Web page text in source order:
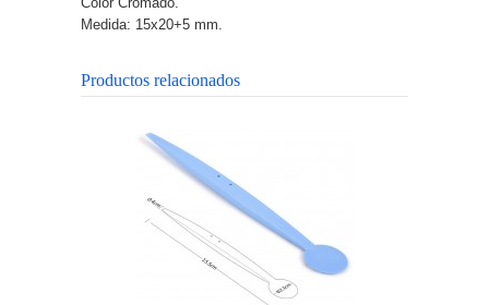
Medida: 15x20+5 mm.
Productos relacionados